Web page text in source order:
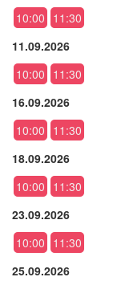
10:00 11:30
11.09.2026
10:00 11:30
16.09.2026
10:00 11:30
18.09.2026
10:00 11:30
23.09.2026
10:00 11:30
25.09.2026